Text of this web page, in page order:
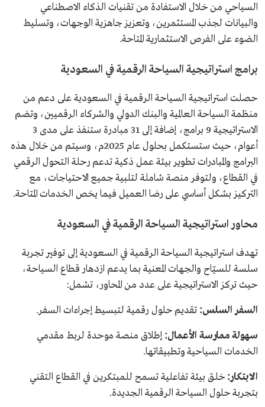
السياحي من خلال الاستفادة من تقنيات الذكاء الاصطناعي
والبيانات لجذب المستثمرين، وتعزيز جاهزية الوجهات، وتسليط
الضوء على الفرص الاستثمارية المتاحة.
برامج استراتيجية السياحة الرقمية في السعودية
حصلت استراتيجية السياحة الرقمية في السعودية على دعم من
منظمة السياحة العالمية والبنك الدولي والشركاء الرقميين، وتضم
الاستراتيجية 9 برامج، إضافة إلى 31 مبادرة ستنفذ على مدى 3
أعوام، حيث ستستكمل بحلول عام 2025م، وسيتم من خلال هذه
البرامج والمبادرات تطوير بيئة عمل ذكية تدعم رحلة التحول الرقمي
في القطاع، ولتوفر منصة شاملة لتلبية جميع الاحتياجات، مع
التركيز بشكل أساسي على رضا العميل فيما يخص الخدمات المتاحة.
محاور استراتيجية السياحة الرقمية في السعودية
تهدف استراتيجية السياحة الرقمية في السعودية إلى توفير تجربة
سلسة للسيّاح والجهات المعنية بما يدعم ازدهار قطاع السياحة،
حيث تركز الاستراتيجية على عدد من المحاور، تشمل:
السفر السلس: تقديم حلول رقمية لتبسيط إجراءات السفر.
سهولة ممارسة الأعمال: إطلاق منصة موحدة لربط مقدمي
الخدمات السياحية وتطبيقاتها.
الابتكار: خلق بيئة تفاعلية تسمح للمبتكرين في القطاع التقني
بتجربة حلول السياحة الرقمية الجديدة.